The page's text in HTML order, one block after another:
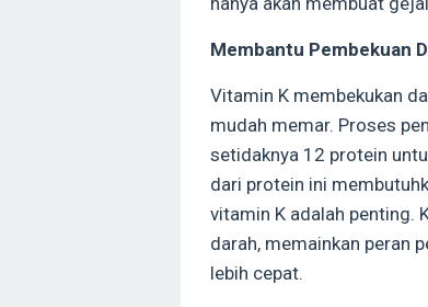
Membantu Pembekuan
Vitamin K membekukan
mudah memar. Proses
setidaknya 12 protein
dari protein ini
vitamin K adalah penting.
darah, memainkan peran
lebih cepat.